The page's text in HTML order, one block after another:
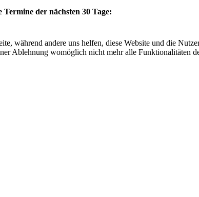
Termine der nächsten 30 Tage:
während andere uns helfen, diese Website und die
Ablehnung womöglich nicht mehr alle Funktionalitäten